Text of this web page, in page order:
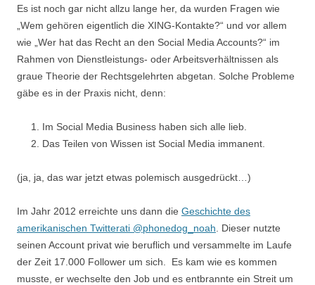
Es ist noch gar nicht allzu lange her, da wurden Fragen wie
„Wem gehören eigentlich die XING-Kontakte?“ und vor allem
wie „Wer hat das Recht an den Social Media Accounts?“ im
Rahmen von Dienstleistungs- oder Arbeitsverhältnissen als
graue Theorie der Rechtsgelehrten abgetan. Solche Probleme
gäbe es in der Praxis nicht, denn:
Im Social Media Business haben sich alle lieb.
Das Teilen von Wissen ist Social Media immanent.
(ja, ja, das war jetzt etwas polemisch ausgedrückt…)
Im Jahr 2012 erreichte uns dann die Geschichte des
amerikanischen Twitterati @phonedog_noah . Dieser nutzte
seinen Account privat wie beruflich und versammelte im Laufe
der Zeit 17.000 Follower um sich. Es kam wie es kommen
musste, er wechselte den Job und es entbrannte ein Streit um